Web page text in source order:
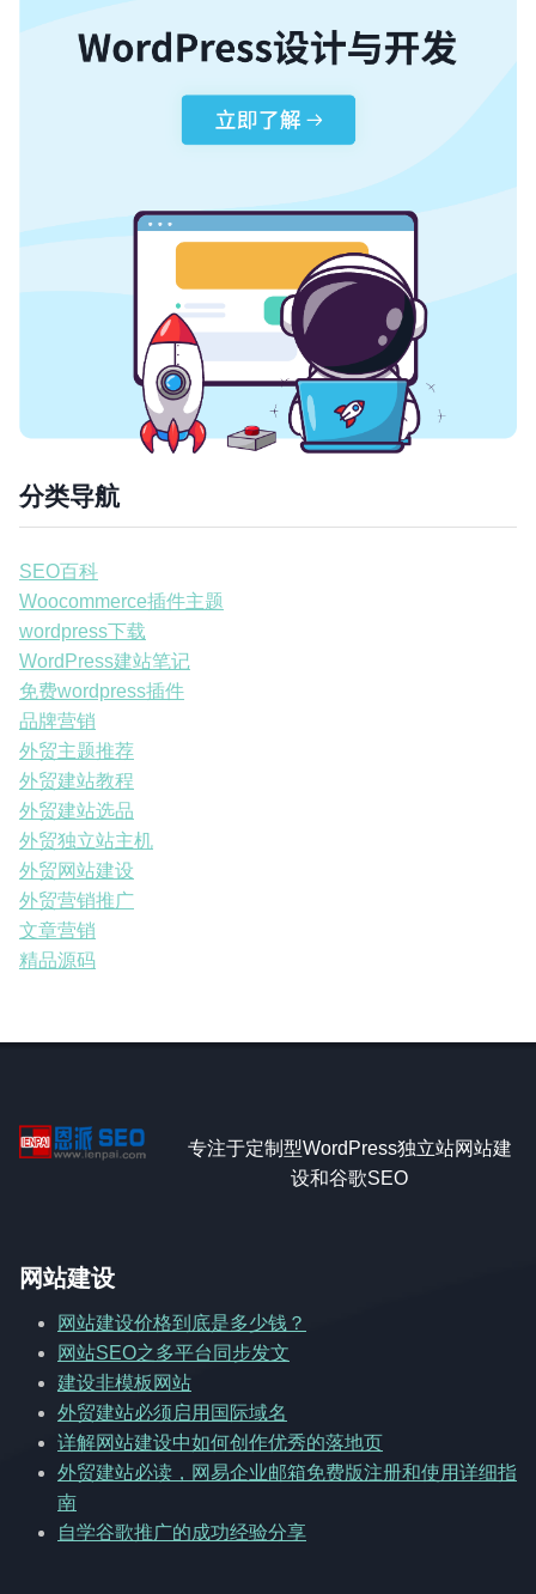
分类导航
SEO百科
Woocommerce插件主题
wordpress下载
WordPress建站笔记
免费wordpress插件
品牌营销
外贸主题推荐
外贸建站教程
外贸建站选品
外贸独立站主机
外贸网站建设
外贸营销推广
文章营销
精品源码
专注于定制型WordPress独立站网站建
设和谷歌SEO
网站建设
网站建设价格到底是多少钱？
网站SEO之多平台同步发文
建设非模板网站
外贸建站必须启用国际域名
详解网站建设中如何创作优秀的落地页
外贸建站必读，网易企业邮箱免费版注册和使用详细指
南
自学谷歌推广的成功经验分享